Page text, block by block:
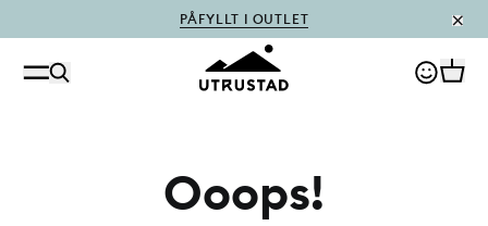
PÅFYLLT I OUTLET
Ooops!